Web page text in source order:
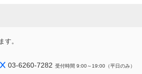
す。
03-6260-7282 受付時間 9:00～19:00（平日のみ）